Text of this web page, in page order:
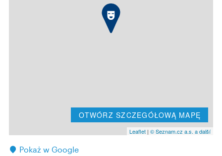
OTWÓRZ SZCZEGÓŁOWĄ MAPĘ
Leaflet | © Seznam.cz a.s. a další
Pokaż w Google